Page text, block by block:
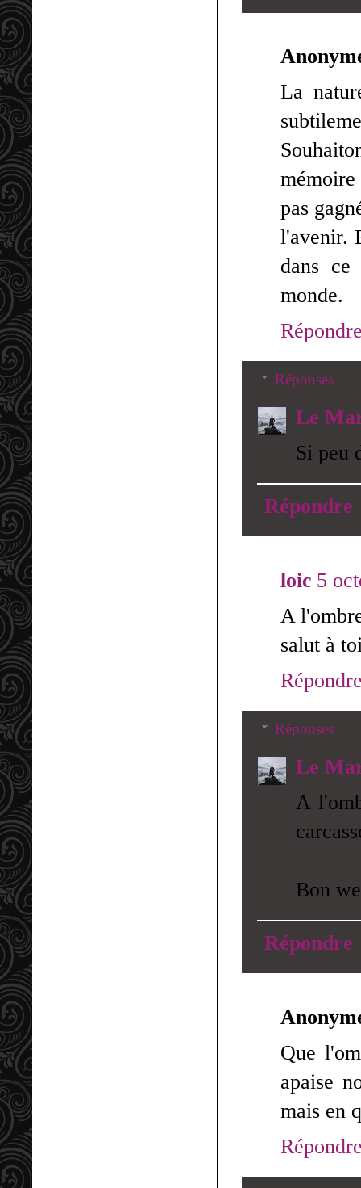
La
pas
l'avenir.
dans ce
monde.
Réponses
Le
Si peu
Répondre
loic 5
A
salut à
Réponses
Le
A
Bon
Répondre
Que
apaise
mais en